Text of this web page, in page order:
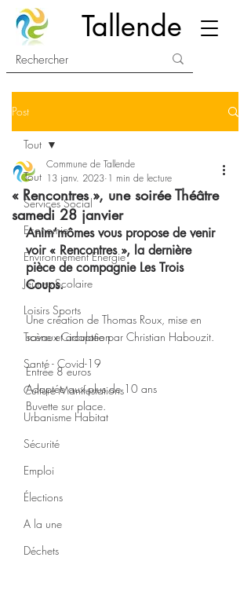
Tallende
Post
Tout
Services Social
Economie
Environnement Energie
Jeunes Scolaire
Loisirs Sports
Travaux Circulation
Santé - Covid-19
Culture Manifestations
Urbanisme Habitat
Sécurité
Emploi
Élections
A la une
Déchets
Tout
« Rencontres », une soirée Théâtre
samedi 28 janvier
Commune de Tallende
13 janv. 2023 1 min de lecture
Anim’mômes vous propose de venir
voir « Rencontres », la dernière
pièce de compagnie Les Trois
Coups.
Une création de Thomas Roux, mise en
scène et adaptée par Christian Habouzit.
Entrée 8 euros
Adaptée aux plus de 10 ans
Buvette sur place.